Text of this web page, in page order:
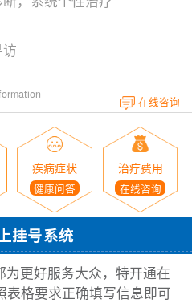
在线咨询
疾病症状
健康问答
治疗费用
在线咨询
挂号系统
为更好服务大众，特开通在
表格要求正确填写信息即可